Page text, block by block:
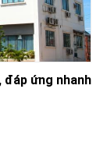
đáp ứng nhanh